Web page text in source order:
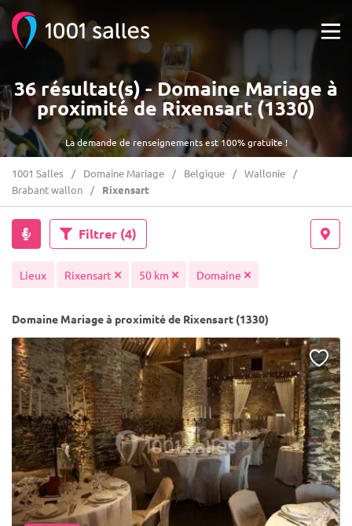
La demande de renseignements est 100% gratuite !
36 résultat(s) - Domaine Mariage à
proximité de Rixensart (1330)
1001 Salles Domaine Mariage Belgique
Wallonie
Brabant wallon
Rixensart
Filtrer (4)
Lieux Rixensart 50 km Domaine
Domaine Mariage à proximité de Rixensart (1330)